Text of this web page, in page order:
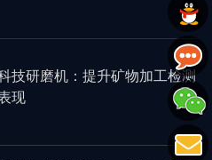
技研磨机：提升矿物加工检测
现